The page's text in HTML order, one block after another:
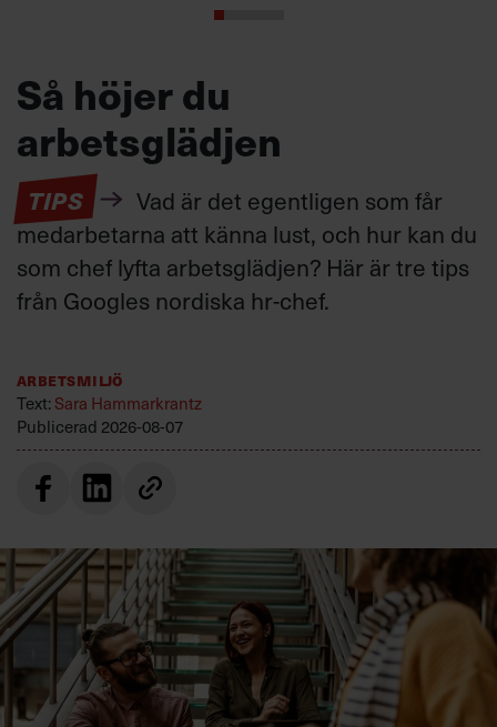
Så höjer du
arbetsglädjen
TIPS
Vad är det egentligen som får
medarbetarna att känna lust, och hur kan du
som chef lyfta arbetsglädjen? Här är tre tips
från Googles nordiska hr-chef.
Arbetsmiljö
Text:Sara Hammarkrantz
Publicerad 2026-08-07